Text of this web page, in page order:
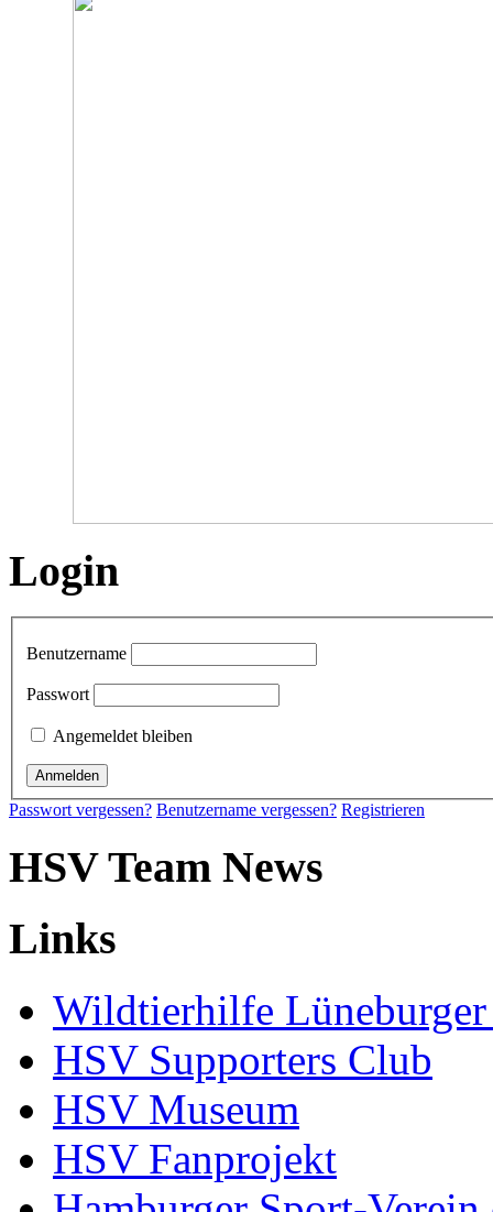
Login
Benutzername
Passwort
Angemeldet bleiben
Passwort vergessen? Benutzername vergessen? Registrieren
HSV Team News
Links
Wildtierhilfe
HSV Supporters Club
HSV Museum
HSV Fanprojekt